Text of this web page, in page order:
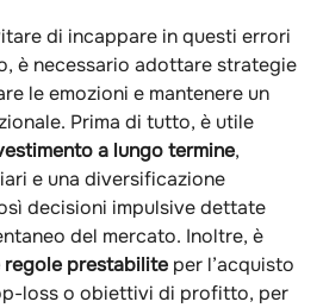
di incappare in questi errori
è necessario adottare strategie
le emozioni e mantenere un
Prima di tutto, è utile
a lungo termine,
e una diversificazione
decisioni impulsive dettate
del mercato. Inoltre, è
regole prestabilite per l’acquisto
loss o obiettivi di profitto, per